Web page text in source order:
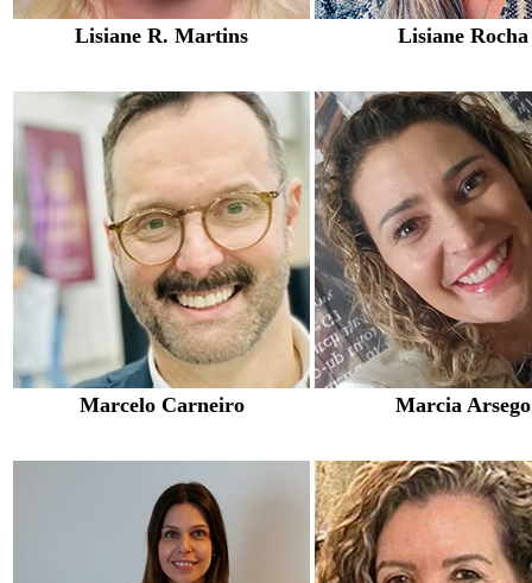
Lisiane R. Martins Lisiane Rocha
Marcelo Carneiro Marcia Arsego